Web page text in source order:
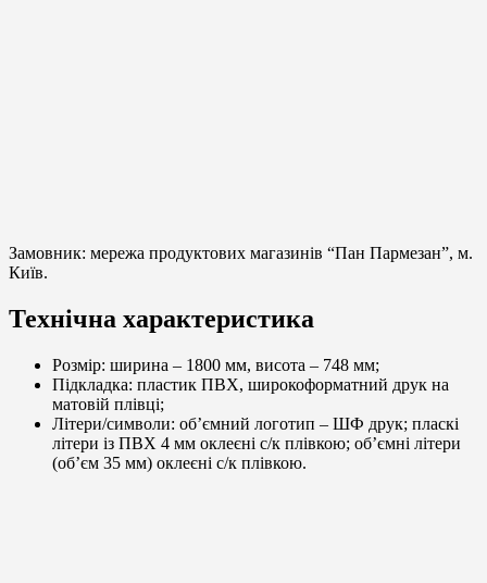
Замовник: мережа продуктових магазинів “Пан Пармезан”, м.
Київ.
Технічна характеристика
Розмір: ширина – 1800 мм, висота – 748 мм;
Підкладка: пластик ПВХ, широкоформатний друк на
матовій плівці;
Літери/символи: об’ємний логотип – ШФ друк; пласкі
літери із ПВХ 4 мм оклеєні с/к плівкою; об’ємні літери
(об’єм 35 мм) оклеєні с/к плівкою.